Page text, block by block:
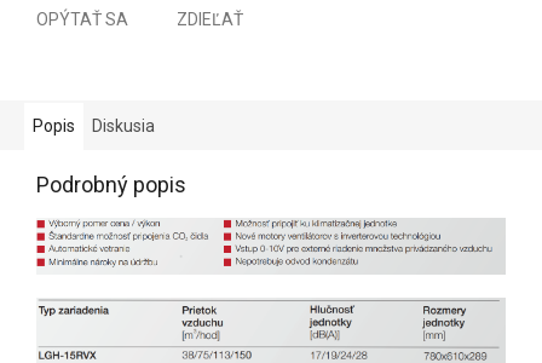
OPÝTAŤ SA ZDIEĽAŤ
Popis Diskusia
Podrobný popis